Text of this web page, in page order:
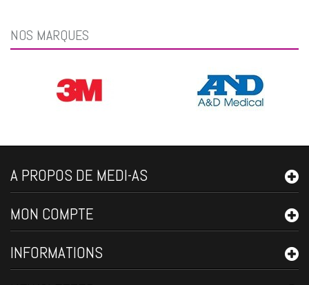
NOS MARQUES
A PROPOS DE MEDI-AS
MON COMPTE
INFORMATIONS